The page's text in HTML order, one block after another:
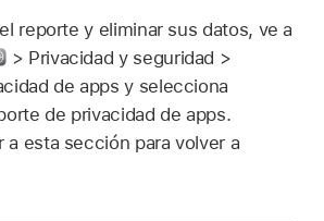
reporte y eliminar sus datos, ve a
> Privacidad y seguridad >
de apps y selecciona
de privacidad de apps.
a esta sección para volver a